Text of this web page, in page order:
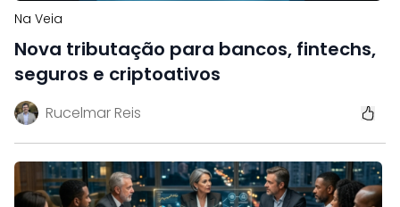
Na Veia
Nova tributação para bancos, fintechs,
seguros e criptoativos
Rucelmar Reis